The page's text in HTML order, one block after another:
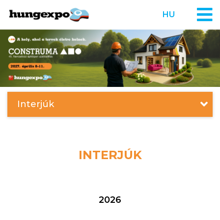
HU
Interjúk
INTERJÚK
2026